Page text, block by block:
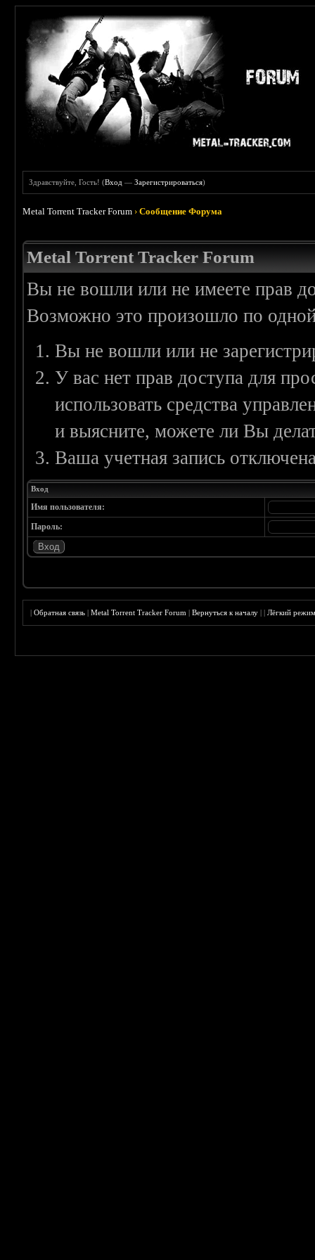
Здравствуйте, Гость! (Вход —Зарегистрироваться)
Metal Torrent Tracker Forum ›Сообщение Форума
Metal Torrent Tracker Forum
Вы не вошли или не имеете прав
Возможно это произошло по
Вы не вошли или не
У вас нет прав доступа для
использовать средства
и выясните, можете ли Вы
Ваша учетная запись
Вход
Имя пользователя:
Пароль:
|Обратная связь |Metal Torrent Tracker Forum |Вернуться к началу ||Лёгкий